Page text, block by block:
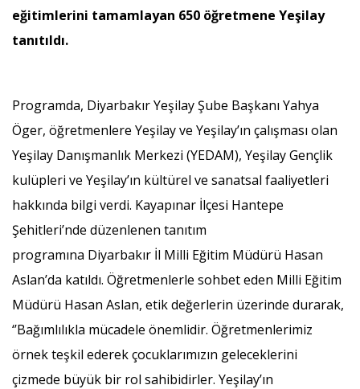
eğitimlerini tamamlayan 650 öğretmene Yeşilay
tanıtıldı.
Programda, Diyarbakır Yeşilay Şube Başkanı Yahya
Öger, öğretmenlere Yeşilay ve Yeşilay’ın çalışması olan
Yeşilay Danışmanlık Merkezi (YEDAM), Yeşilay Gençlik
kulüpleri ve Yeşilay’ın kültürel ve sanatsal faaliyetleri
hakkında bilgi verdi. Kayapınar İlçesi Hantepe
Şehitleri’nde düzenlenen tanıtım
programına Diyarbakır İl Milli Eğitim Müdürü Hasan
Aslan’da katıldı. Öğretmenlerle sohbet eden Milli Eğitim
Müdürü Hasan Aslan, etik değerlerin üzerinde durarak,
‘’Bağımlılıkla mücadele önemlidir. Öğretmenlerimiz
örnek teşkil ederek çocuklarımızın geleceklerini
çizmede büyük bir rol sahibidirler. Yeşilay’ın